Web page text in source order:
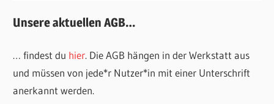
Unsere aktuellen AGB…
… findest du hier. Die AGB hängen in der Werkstatt aus
und müssen von jede*r Nutzer*in mit einer Unterschrift
anerkannt werden.